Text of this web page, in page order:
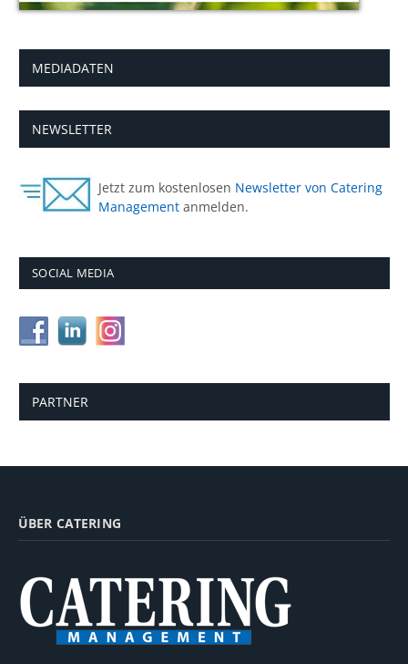
MEDIADATEN
NEWSLETTER
Jetzt zum kostenlosen Newsletter von Catering
Management anmelden.
SOCIAL MEDIA
PARTNER
ÜBER CATERING